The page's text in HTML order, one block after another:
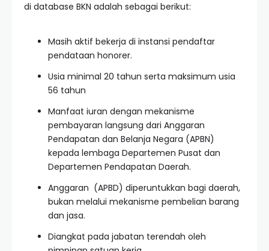
di database BKN adalah sebagai berikut:
Masih aktif bekerja di instansi pendaftar
pendataan honorer.
Usia minimal 20 tahun serta maksimum usia
56 tahun
Manfaat iuran dengan mekanisme
pembayaran langsung dari Anggaran
Pendapatan dan Belanja Negara (APBN)
kepada lembaga Departemen Pusat dan
Departemen Pendapatan Daerah.
Anggaran (APBD) diperuntukkan bagi daerah,
bukan melalui mekanisme pembelian barang
dan jasa.
Diangkat pada jabatan terendah oleh